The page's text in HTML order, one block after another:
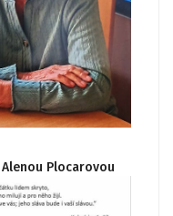
Plocarovou